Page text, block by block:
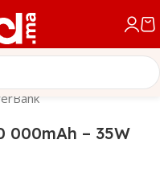
000mAh – 35W